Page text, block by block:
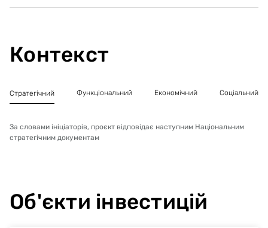
Контекст
Стратегічний Функціональний Економічний Соціальний
За словами ініціаторів, проєкт відповідає наступним Національним
стратегічним документам
Об'єкти інвестицій